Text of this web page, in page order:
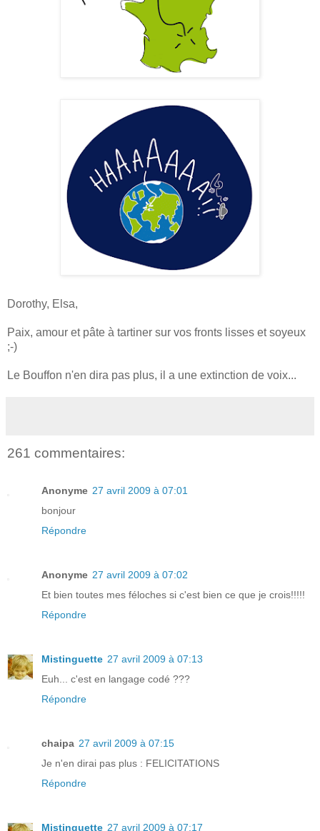
Dorothy, Elsa,
Paix, amour et pâte à tartiner sur vos fronts lisses et soyeux
;-)
Le Bouffon n'en dira pas plus, il a une extinction de voix...
261 commentaires:
Anonyme 27 avril 2009 à 07:01
bonjour
Répondre
Anonyme 27 avril 2009 à 07:02
Et bien toutes mes féloches si c'est bien ce que je crois!!!!!
Répondre
Mistinguette 27 avril 2009 à 07:13
Euh... c'est en langage codé ???
Répondre
chaipa 27 avril 2009 à 07:15
Je n'en dirai pas plus : FELICITATIONS
Répondre
Mistinguette 27 avril 2009 à 07:17